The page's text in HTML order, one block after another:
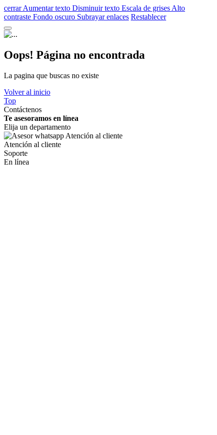
cerrar Aumentar texto Disminuir texto Escala de grises Alto
contraste Fondo oscuro Subrayar enlaces Restablecer
Oops! Página no encontrada
La pagina que buscas no existe
Volver al inicio
Top
Contáctenos
Te asesoramos en línea
Elija un departamento
Atención al cliente
Soporte
En línea